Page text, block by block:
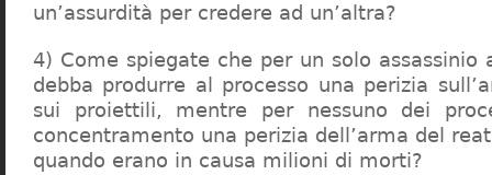
un’assurdità per credere ad un’altra?
4) Come spiegate che per un solo assassinio
debba produrre al processo una perizia
sui proiettili, mentre per nessuno dei
concentramento una perizia dell’arma del
quando erano in causa milioni di morti?